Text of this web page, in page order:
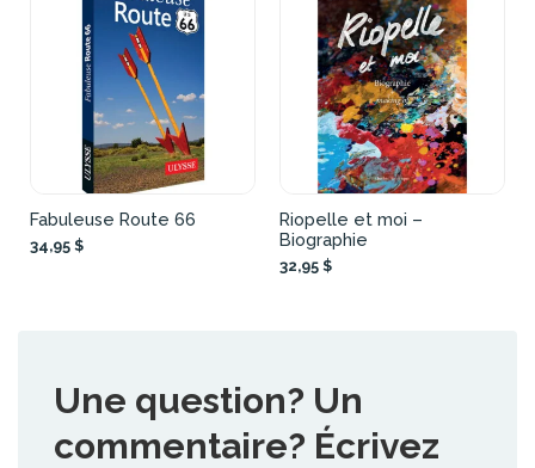
Fabuleuse Route 66
34,95 $
Riopelle et moi –
Biographie
32,95 $
Une question? Un
commentaire? Écrivez